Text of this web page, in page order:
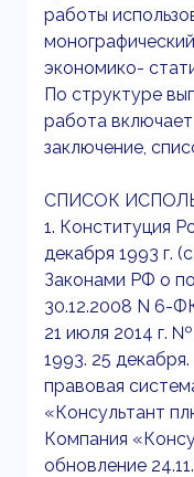
работы
экономико-
По структуре
работа включает
заключение,
СПИСОК
1. Конституция
декабря 1993 г.
Законами РФ о
30.12.2008 N 6-
21 июля 2014 г.
1993. 25
правовая
«Консультант
Компания
обновление